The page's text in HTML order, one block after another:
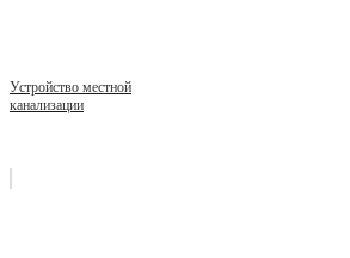
Устройство местной
канализации